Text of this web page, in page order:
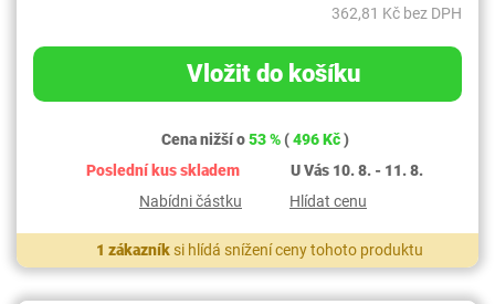
362,81 Kč bez DPH
Vložit do košíku
Cena nižší o53 %(496 Kč)
Poslední kus skladem
U Vás 10. 8. - 11. 8.
Nabídni částku
Hlídat cenu
1 zákazník si hlídá snížení ceny tohoto produktu